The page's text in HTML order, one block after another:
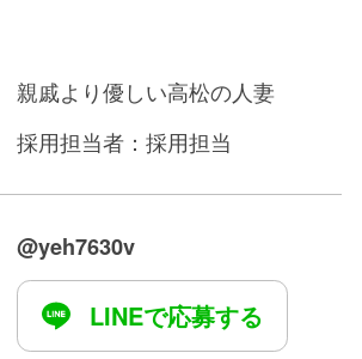
付けられるのではないだろうか…
多いようでした。
出勤頂いた際に、感謝の気持ちを
αとして頂こうということで、こ
とさせていただきました。
皆様に安心して確実に稼いで頂き
親戚より優しい高松の人妻
採用担当者：採用担当
@yeh7630v
LINEで応募する